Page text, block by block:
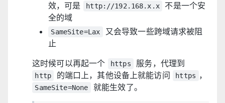
效，可是
http://192.168.x.x
不是一个安
全的域
SameSite=Lax
又会导致一些跨域请求被阻
止
这时候可以再起一个
https 服务，代理到
http 的端口上，其他设备上就能访问 https ，
SameSite=None 就能生效了。